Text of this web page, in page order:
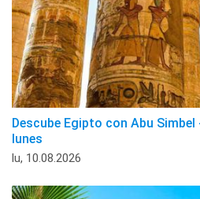
Descube Egipto con Abu
lunes
lu, 10.08.2026